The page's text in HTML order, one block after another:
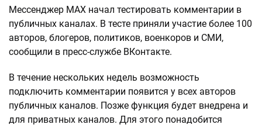
Мессенджер МАХ начал тестировать комментарии в
публичных каналах. В тесте приняли участие более 100
авторов, блогеров, политиков, военкоров и СМИ,
сообщили в пресс-службе ВКонтакте.
В течение нескольких недель возможность
подключить комментарии появится у всех авторов
публичных каналов. Позже функция будет внедрена и
для приватных каналов. Для этого понадобится